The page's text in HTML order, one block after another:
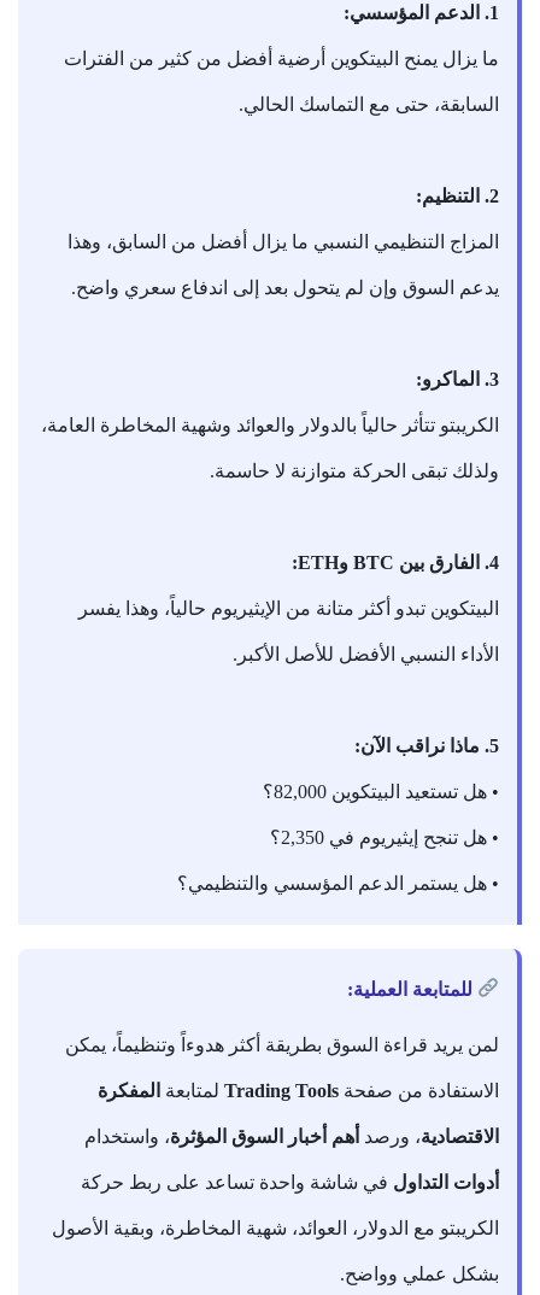
1. الدعم المؤسسي:
ما يزال يمنح البيتكوين أرضية أفضل من كثير من الفترات
السابقة، حتى مع التماسك الحالي.
2. التنظيم:
المزاج التنظيمي النسبي ما يزال أفضل من السابق، وهذا
يدعم السوق وإن لم يتحول بعد إلى اندفاع سعري واضح.
3. الماكرو:
الكريبتو تتأثر حالياً بالدولار والعوائد وشهية المخاطرة العامة،
ولذلك تبقى الحركة متوازنة لا حاسمة.
4. الفارق بين BTC وETH:
البيتكوين تبدو أكثر متانة من الإيثيريوم حالياً، وهذا يفسر
الأداء النسبي الأفضل للأصل الأكبر.
5. ماذا نراقب الآن:
• هل تستعيد البيتكوين 82,000؟
• هل تنجح إيثيريوم في 2,350؟
• هل يستمر الدعم المؤسسي والتنظيمي؟
للمتابعة العملية:
لمن يريد قراءة السوق بطريقة أكثر هدوءاً وتنظيماً، يمكن
الاستفادة من صفحة Trading Tools لمتابعة المفكرة
الاقتصادية، ورصد أهم أخبار السوق المؤثرة، واستخدام
أدوات التداول في شاشة واحدة تساعد على ربط حركة
الكريبتو مع الدولار، العوائد، شهية المخاطرة، وبقية الأصول
بشكل عملي وواضح.